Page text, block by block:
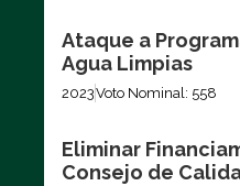
Ataque a
Agua Limpias
2023Voto Nominal: 558
Eliminar
Consejo de